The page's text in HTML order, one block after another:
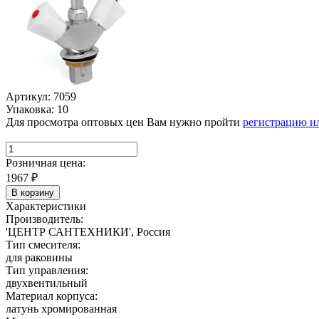
Артикул: 7059
Упаковка: 10
Для просмотра оптовых цен Вам нужно пройти регистрацию
Розничная цена:
1967 ₽
В корзину
Характеристики
Производитель:
'ЦЕНТР САНТЕХНИКИ', Россия
Тип смесителя:
для раковины
Тип управления:
двухвентильный
Материал корпуса:
латунь хромированная